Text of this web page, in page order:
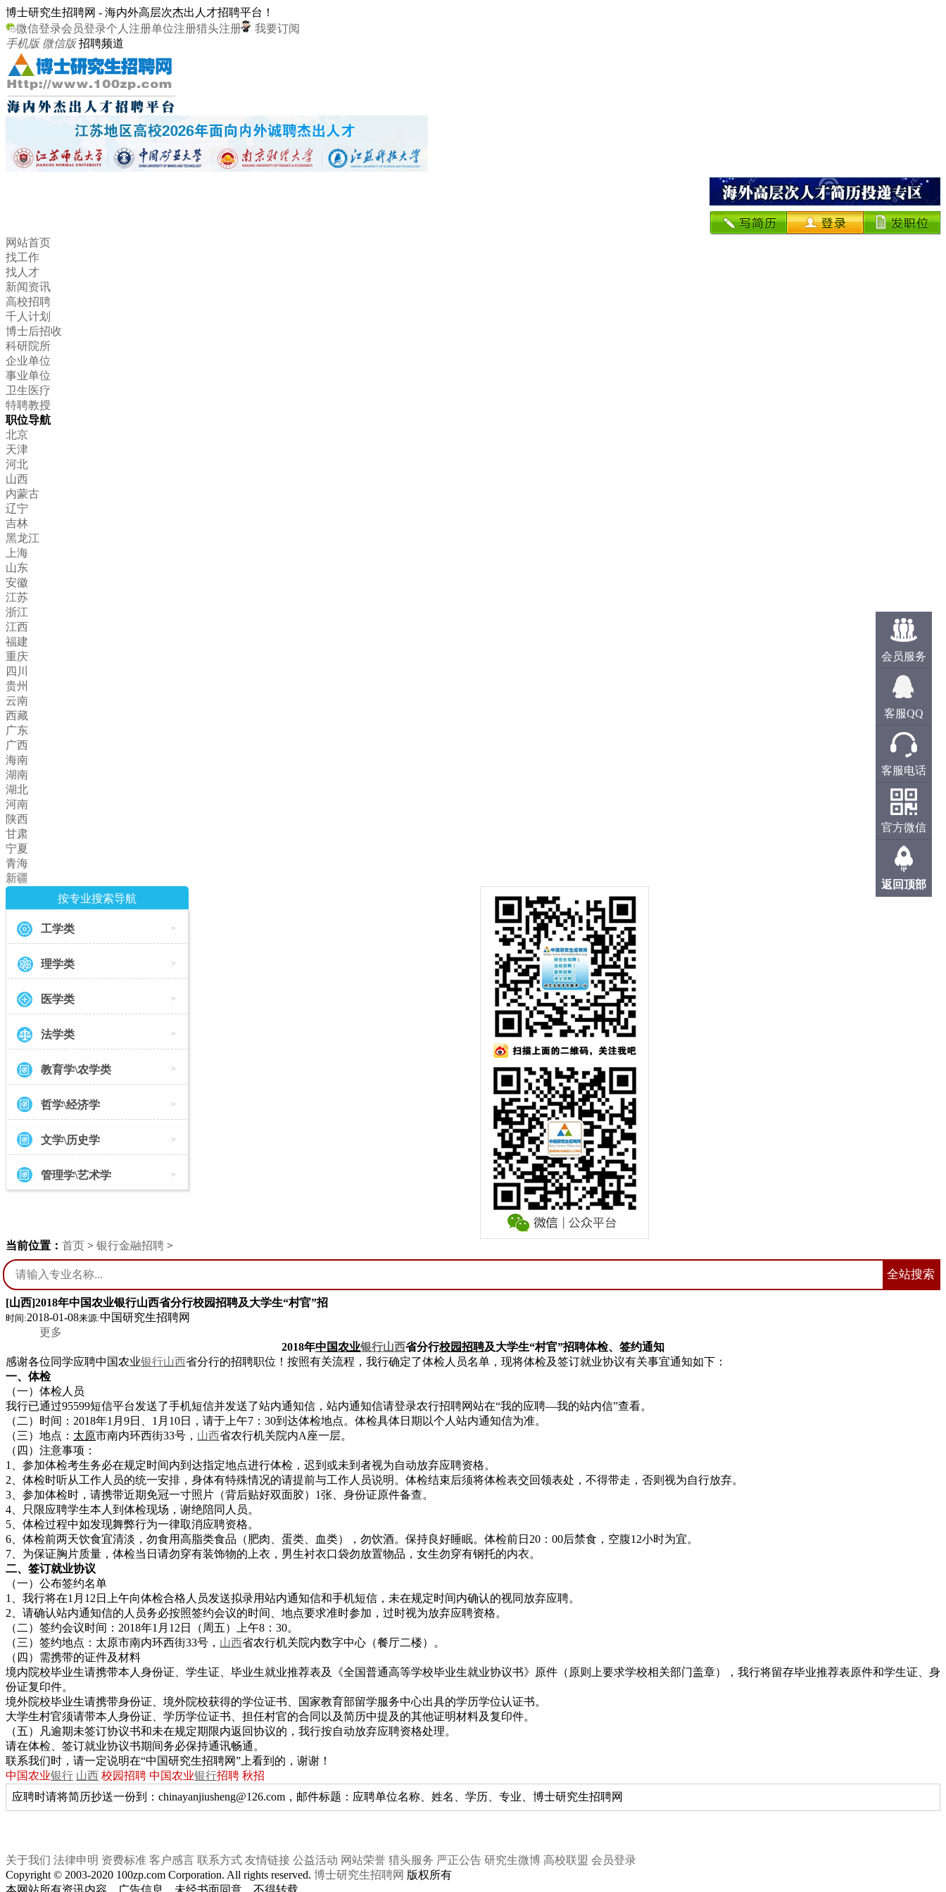
博士研究生招聘网 - 海内外高层次杰出人才招聘平台！
微信登录会员登录个人注册单位注册猎头注册
我要订阅
手机版 微信版 招聘频道
网站首页
找工作
找人才
新闻资讯
高校招聘
千人计划
博士后招收
科研院所
企业单位
事业单位
卫生医疗
特聘教授
职位导航
北京
天津
河北
山西
内蒙古
辽宁
吉林
黑龙江
上海
山东
安徽
江苏
浙江
江西
福建
重庆
四川
贵州
云南
西藏
广东
广西
海南
湖南
湖北
河南
陕西
甘肃
宁夏
青海
新疆
按专业搜索导航
工学类 >
理学类 >
医学类 >
法学类 >
教育学\农学类 >
哲学\经济学 >
文学\历史学 >
管理学\艺术学 >
当前位置： 首页 > 银行金融招聘 >
全站搜索
[山西]2018年中国农业银行山西省分行校园招聘及大学生“村官”招
时间:2018-01-08来源:中国研究生招聘网
更多
2018年中国农业银行山西省分行校园招聘及大学生“村官”招聘体检、签约通知
感谢各位同学应聘中国农业银行山西省分行的招聘职位！按照有关流程，我行确定了体检人员名单，现将体检及签订就业协议有关事宜通知如下：
一、体检
（一）体检人员
我行已通过95599短信平台发送了手机短信并发送了站内通知信，站内通知信请登录农行招聘网站在“我的应聘—我的站内信”查看。
（二）时间：2018年1月9日、1月10日，请于上午7：30到达体检地点。体检具体日期以个人站内通知信为准。
（三）地点： 太原市南内环西街33号， 山西省农行机关院内A座一层。
（四）注意事项：
1、参加体检考生务必在规定时间内到达指定地点进行体检，迟到或未到者视为自动放弃应聘资格。
2、体检时听从工作人员的统一安排，身体有特殊情况的请提前与工作人员说明。体检结束后须将体检表交回领表处，不得带走，否则视为自行放弃。
3、参加体检时，请携带近期免冠一寸照片（背后贴好双面胶）1张、身份证原件备查。
4、只限应聘学生本人到体检现场，谢绝陪同人员。
5、体检过程中如发现舞弊行为一律取消应聘资格。
6、体检前两天饮食宜清淡，勿食用高脂类食品（肥肉、蛋类、血类），勿饮酒。保持良好睡眠。体检前日20：00后禁食，空腹12小时为宜。
7、为保证胸片质量，体检当日请勿穿有装饰物的上衣，男生衬衣口袋勿放置物品，女生勿穿有钢托的内衣。
二、签订就业协议
（一）公布签约名单
1、我行将在1月12日上午向体检合格人员发送拟录用站内通知信和手机短信，未在规定时间内确认的视同放弃应聘。
2、请确认站内通知信的人员务必按照签约会议的时间、地点要求准时参加，过时视为放弃应聘资格。
（二）签约会议时间：2018年1月12日（周五）上午8：30。
（三）签约地点：太原市南内环西街33号， 山西省农行机关院内数字中心（餐厅二楼）。
（四）需携带的证件及材料
境内院校毕业生请携带本人身份证、学生证、毕业生就业推荐表及《全国普通高等学校毕业生就业协议书》原件（原则上要求学校相关部门盖章），我行将留存毕业推荐表原件和学生证、身
份证复印件。
境外院校毕业生请携带身份证、境外院校获得的学位证书、国家教育部留学服务中心出具的学历学位认证书。
大学生村官须请带本人身份证、学历学位证书、担任村官的合同以及简历中提及的其他证明材料及复印件。
（五）凡逾期未签订协议书和未在规定期限内返回协议的，我行按自动放弃应聘资格处理。
请在体检、签订就业协议书期间务必保持通讯畅通。
联系我们时，请一定说明在“中国研究生招聘网”上看到的，谢谢！
中国农业银行 山西 校园招聘 中国农业银行招聘 秋招
应聘时请将简历抄送一份到：chinayanjiusheng@126.com，邮件标题：应聘单位名称、姓名、学历、专业、博士研究生招聘网
关于我们 法律申明 资费标准 客户感言 联系方式 友情链接 公益活动 网站荣誉 猎头服务 严正公告 研究生微博 高校联盟 会员登录
Copyright © 2003-2020 100zp.com Corporation. All rights reserved. 博士研究生招聘网 版权所有
本网站所有资讯内容、广告信息，未经书面同意，不得转载。
会员服务
客服QQ
客服电话
官方微信
返回顶部